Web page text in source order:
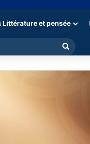
Littérature et pensée